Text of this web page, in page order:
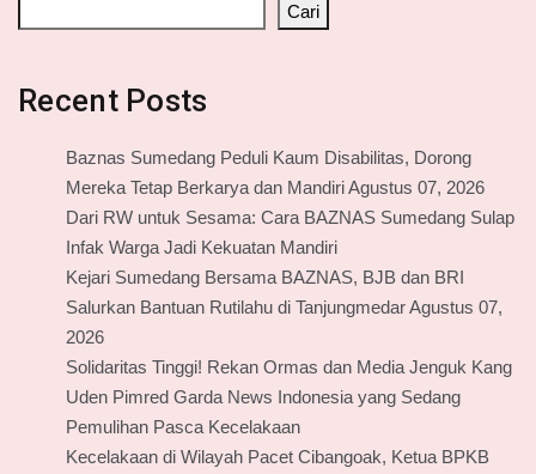
Cari
Recent Posts
Baznas Sumedang Peduli Kaum Disabilitas, Dorong
Mereka Tetap Berkarya dan Mandiri Agustus 07, 2026
Dari RW untuk Sesama: Cara BAZNAS Sumedang Sulap
Infak Warga Jadi Kekuatan Mandiri
Kejari Sumedang Bersama BAZNAS, BJB dan BRI
Salurkan Bantuan Rutilahu di Tanjungmedar Agustus 07,
2026
Solidaritas Tinggi! Rekan Ormas dan Media Jenguk Kang
Uden Pimred Garda News Indonesia yang Sedang
Pemulihan Pasca Kecelakaan
Kecelakaan di Wilayah Pacet Cibangoak, Ketua BPKB